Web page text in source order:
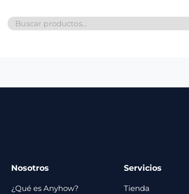
Search
for:
Nosotros
¿Qué es Anyhow?
Servicios
Tienda